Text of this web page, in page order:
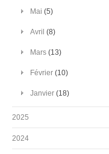
Mai (5)
Avril (8)
Mars (13)
Février (10)
Janvier (18)
2025
2024